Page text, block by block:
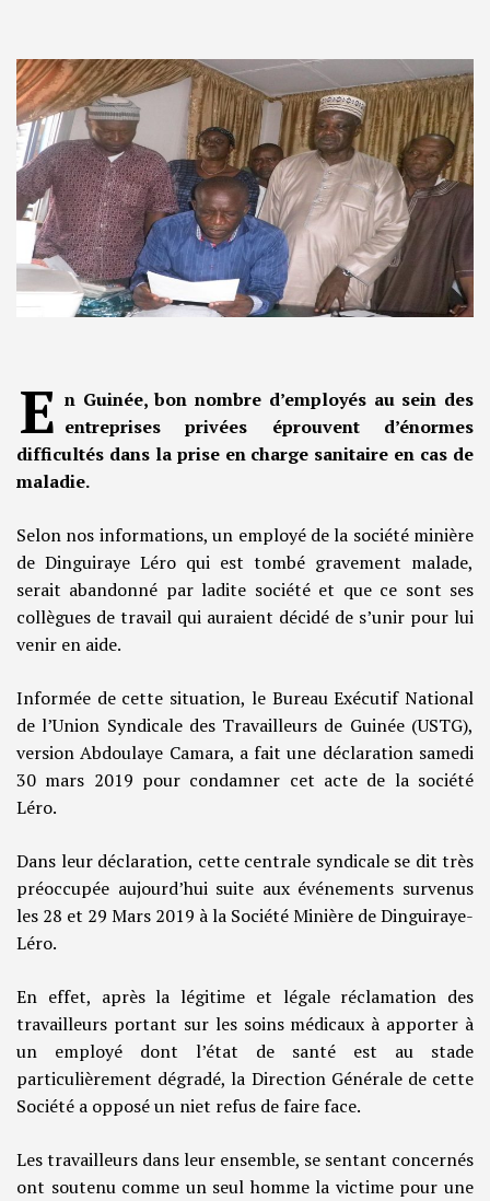
E n Guinée, bon nombre d’employés au sein des
entreprises privées éprouvent d’énormes
difficultés dans la prise en charge sanitaire en cas de
maladie.
Selon nos informations, un employé de la société minière
de Dinguiraye Léro qui est tombé gravement malade,
serait abandonné par ladite société et que ce sont ses
collègues de travail qui auraient décidé de s’unir pour lui
venir en aide.
Informée de cette situation, le Bureau Exécutif National
de l’Union Syndicale des Travailleurs de Guinée (USTG),
version Abdoulaye Camara, a fait une déclaration samedi
30 mars 2019 pour condamner cet acte de la société
Léro.
Dans leur déclaration, cette centrale syndicale se dit très
préoccupée aujourd’hui suite aux événements survenus
les 28 et 29 Mars 2019 à la Société Minière de Dinguiraye-
Léro.
En effet, après la légitime et légale réclamation des
travailleurs portant sur les soins médicaux à apporter à
un employé dont l’état de santé est au stade
particulièrement dégradé, la Direction Générale de cette
Société a opposé un niet refus de faire face.
Les travailleurs dans leur ensemble, se sentant concernés
ont soutenu comme un seul homme la victime pour une